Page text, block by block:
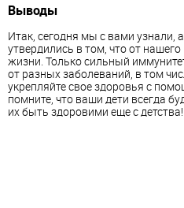
Выводы
Итак, сегодня мы с вами узнали,
утвердились в том, что от
жизни. Только сильный
от разных заболеваний, в том
укрепляйте свое здоровья с
помните, что ваши дети всегда
их быть здоровими еще с детства!